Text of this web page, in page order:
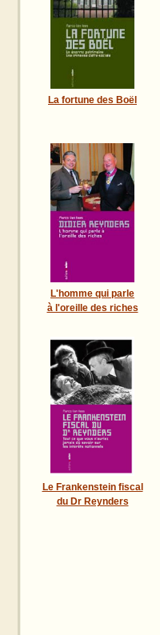
La fortune des Boël
L'homme qui parle
à l'oreille des riches
Le Frankenstein fiscal
du Dr Reynders